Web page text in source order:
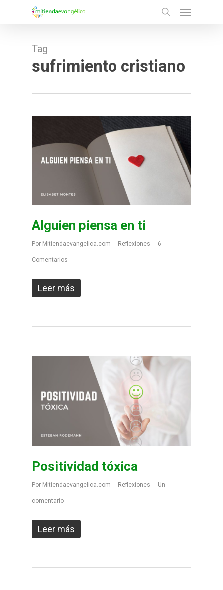
Tag
sufrimiento cristiano
Alguien piensa en ti
Por Mitiendaevangelica.com Reflexiones 6
Comentarios
Leer más
Positividad tóxica
Por Mitiendaevangelica.com Reflexiones Un
comentario
Leer más